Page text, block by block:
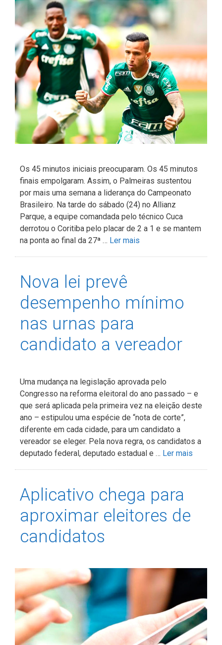
Os 45 minutos iniciais preocuparam. Os 45 minutos
finais empolgaram. Assim, o Palmeiras sustentou
por mais uma semana a liderança do Campeonato
Brasileiro. Na tarde do sábado (24) no Allianz
Parque, a equipe comandada pelo técnico Cuca
derrotou o Coritiba pelo placar de 2 a 1 e se mantem
na ponta ao final da 27ª … Ler mais
Nova lei prevê
desempenho mínimo
nas urnas para
candidato a vereador
Uma mudança na legislação aprovada pelo
Congresso na reforma eleitoral do ano passado – e
que será aplicada pela primeira vez na eleição deste
ano – estipulou uma espécie de “nota de corte”,
diferente em cada cidade, para um candidato a
vereador se eleger. Pela nova regra, os candidatos a
deputado federal, deputado estadual e … Ler mais
Aplicativo chega para
aproximar eleitores de
candidatos